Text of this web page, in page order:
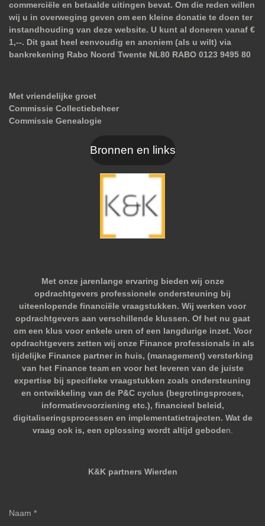
commerciële en betaalde uitingen bevat. Om die reden willen
wij u in overweging geven om een kleine donatie te doen ter
instandhouding van deze website. U kunt al doneren vanaf €
1,--. Dit gaat heel eenvoudig en anoniem (als u wilt) via
bankrekening Rabo Noord Twente NL80 RABO 0123 9495 80
Met vriendelijke groet
Commissie Collectiebeheer
Commissie Genealogie
Bronnen en links
Met onze jarenlange ervaring bieden wij onze
opdrachtgevers professionele ondersteuning bij
uiteenlopende financiële vraagstukken. Wij werken voor
opdrachtgevers aan verschillende klussen. Of het nu gaat
om een klus voor enkele uren of een langdurige inzet. Voor
opdrachtgevers zetten wij onze Finance professionals in als
tijdelijke Finance partner in huis, (management) versterking
van het Finance team en voor het leveren van de juiste
expertise bij specifieke vraagstukken zoals ondersteuning
en ontwikkeling van de P&C cyclus (begrotingsproces,
informatievoorziening etc.), financieel beleid,
digitaliseringsprocessen en implementatietrajecten. Wat de
vraag ook is, een oplossing wordt altijd geboden.
K&K partners Wierden
Naam *